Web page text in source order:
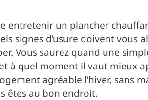
entretenir un plancher
signes d’usure doivent vous
Vous saurez quand une
à quel moment il vaut mieux
agréable l’hiver, sans
êtes au bon endroit.